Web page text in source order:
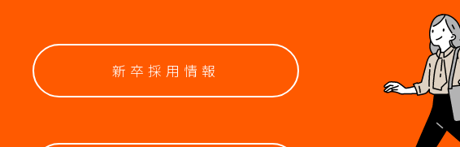
新卒採用情報